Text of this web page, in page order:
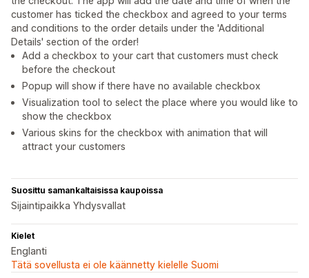
customer has ticked the checkbox and agreed to your terms
and conditions to the order details under the 'Additional
Details' section of the order!
Add a checkbox to your cart that customers must check
before the checkout
Popup will show if there have no available checkbox
Visualization tool to select the place where you would like to
show the checkbox
Various skins for the checkbox with animation that will
attract your customers
Suosittu samankaltaisissa kaupoissa
Sijaintipaikka Yhdysvallat
Kielet
Englanti
Tätä sovellusta ei ole käännetty kielelle Suomi